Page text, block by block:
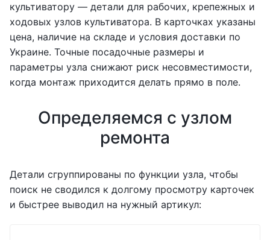
культиватору — детали для рабочих, крепежных и
ходовых узлов культиватора. В карточках указаны
цена, наличие на складе и условия доставки по
Украине. Точные посадочные размеры и
параметры узла снижают риск несовместимости,
когда монтаж приходится делать прямо в поле.
Определяемся с узлом
ремонта
Детали сгруппированы по функции узла, чтобы
поиск не сводился к долгому просмотру карточек
и быстрее выводил на нужный артикул: